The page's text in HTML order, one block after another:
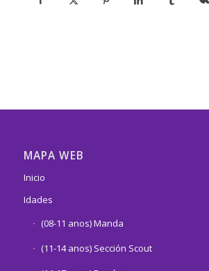
MAPA WEB
Inicio
Idades
(08-11 anos) Manda
(11-14 anos) Sección Scout